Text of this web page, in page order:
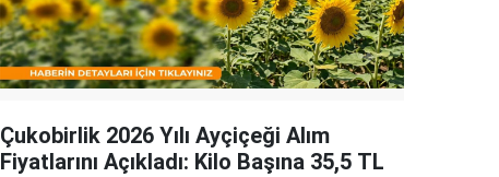
Çukobirlik 2026 Yılı Ayçiçeği Alım
Fiyatlarını Açıkladı: Kilo Başına 35,5 TL